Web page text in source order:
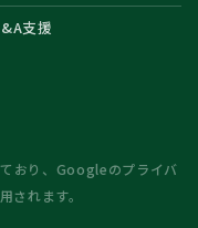
支援
おり、Googleのプライバ
されます。